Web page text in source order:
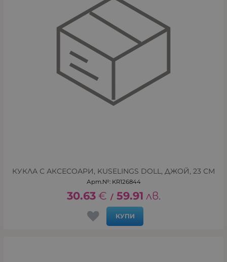
КУКЛА С АКСЕСОАРИ, KUSELINGS DOLL, ДЖОЙ, 23 СМ
Арт.№: KR126844
30.63 € / 59.91 лв.
КУПИ